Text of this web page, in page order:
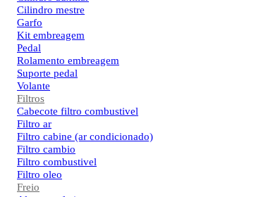
Cilindro mestre
Garfo
Kit embreagem
Pedal
Rolamento embreagem
Suporte pedal
Volante
Filtros
Cabecote filtro combustivel
Filtro ar
Filtro cabine (ar condicionado)
Filtro cambio
Filtro combustivel
Filtro oleo
Freio